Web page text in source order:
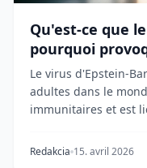
Qu'est-ce que
pourquoi
Le virus d'Epstein-
adultes dans le
immunitaires et est
Redakcia 15. avril 2026